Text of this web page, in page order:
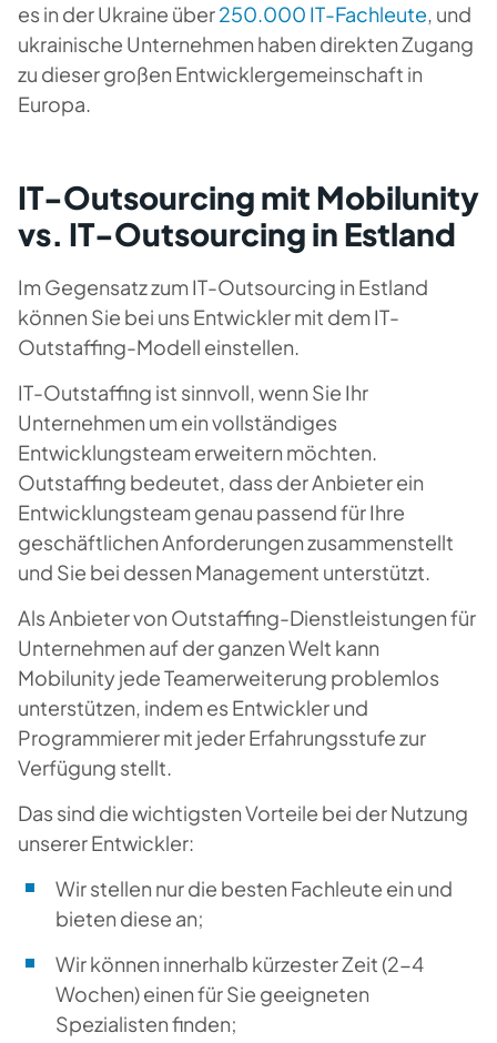
es in der Ukraine über250.000 IT-Fachleute, und
ukrainische Unternehmen haben direkten Zugang
zu dieser großen Entwicklergemeinschaft in
Europa.
IT-Outsourcing mit Mobilunity
vs. IT-Outsourcing in Estland
Im Gegensatz zum IT-Outsourcing in Estland
können Sie bei uns Entwickler mit dem IT-
Outstaffing-Modell einstellen.
IT-Outstaffing ist sinnvoll, wenn Sie Ihr
Unternehmen um ein vollständiges
Entwicklungsteam erweitern möchten.
Outstaffing bedeutet, dass der Anbieter ein
Entwicklungsteam genau passend für Ihre
geschäftlichen Anforderungen zusammenstellt
und Sie bei dessen Management unterstützt.
Als Anbieter von Outstaffing-Dienstleistungen für
Unternehmen auf der ganzen Welt kann
Mobilunity jede Teamerweiterung problemlos
unterstützen, indem es Entwickler und
Programmierer mit jeder Erfahrungsstufe zur
Verfügung stellt.
Das sind die wichtigsten Vorteile bei der Nutzung
unserer Entwickler:
Wir stellen nur die besten Fachleute ein und
bieten diese an;
Wir können innerhalb kürzester Zeit (2-4
Wochen) einen für Sie geeigneten
Spezialisten finden;